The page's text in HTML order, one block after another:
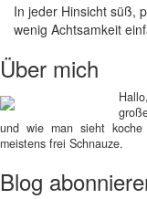
In jeder Hinsicht süß,
wenig Achtsamkeit
Über mich
und wie man sieht koche
meistens frei Schnauze.
Blog